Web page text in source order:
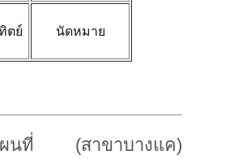
ตย์ นัดหมาย
ผนที่ (สาขาบางแค)